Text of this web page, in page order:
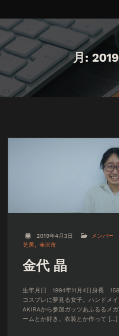
月:
2019年4月3日 メンバー
芝居
金沢市
金代 晶
生年月日 1994年11月4日身長
コスプレに夢見る女子。ハンドメ
AKIRAから参加ガッツあふるるメ
ームとか好き。衣装とか作って […]